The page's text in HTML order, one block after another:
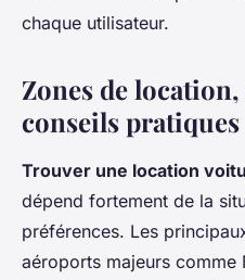
chaque utilisateur.
Zones de
conseils pratiques
Trouver une location
dépend fortement de la
préférences. Les
aéroports majeurs comme